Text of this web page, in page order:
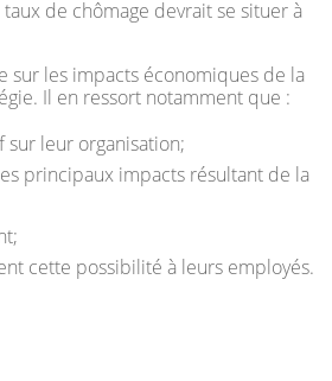
de chômage devrait se situer à
sur les impacts économiques de la
Il en ressort notamment que :
leur organisation;
principaux impacts résultant de la
cette possibilité à leurs employés.